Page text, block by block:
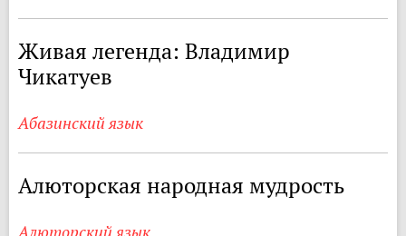
Живая легенда: Владимир
Чикатуев
Абазинский язык
Алюторская народная мудрость